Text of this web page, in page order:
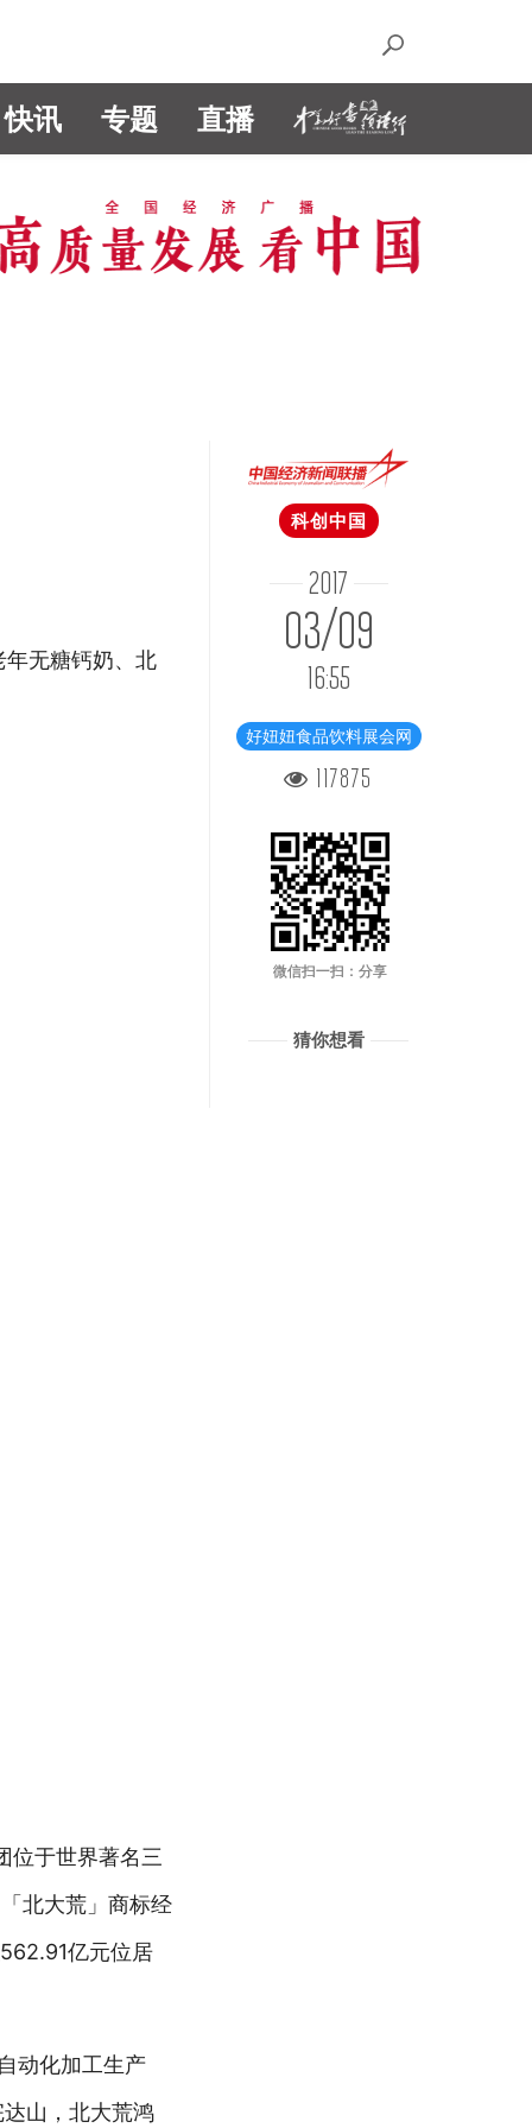
快讯 专题 直播
无糖钙奶、北
位于世界著名三
北大荒」商标经
亿元位居
动化加工生产
山，北大荒鸿
科创中国
2017
03/09
16:55
好妞妞食品饮料展会网
117875
微信扫一扫：分享
猜你想看